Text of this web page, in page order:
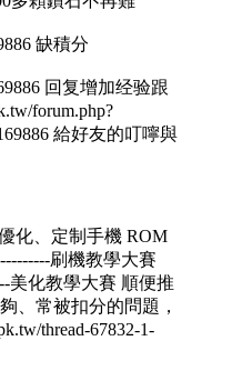
缺積分
回复增加经验跟
forum.php?
給好友的叮嚀與
優化、定制手機 ROM
刷機教學大賽
美化教學大賽 順便推
、常被扣分的問題，
thread-67832-1-